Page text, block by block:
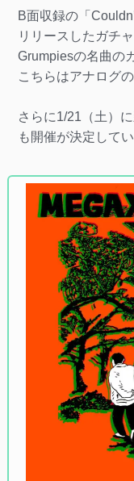
B面収録の「
リリースしたガチ
Grumpiesの名曲の
こちらはアナログ
さらに1/21（土）
も開催が決定してい